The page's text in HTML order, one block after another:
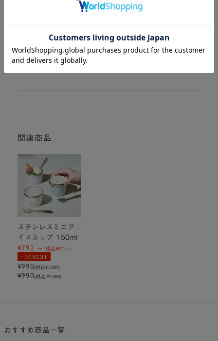
アイスが好きな為ずっと欲しかったのですが、
色や価格等いいものが見つからず購入していませんでした。
店頭で見て気に入って購入し、追加で購入しました。
カップアイスにすっと入るので食べやすくなりました。
関連商品
ステンレスミニア
イスカップ 150ml
¥792 (税込¥871 )
20%OFF
¥990(税込¥1,089)
¥990(税込 ¥1,089)
おすすめ商品一覧